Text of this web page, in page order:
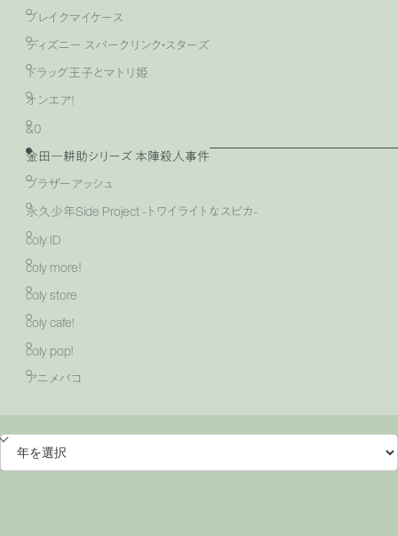
ブレイクマイケース
ディズニー スパークリンク・スターズ
ドラッグ王子とマトリ姫
オンエア！
&0
金田一耕助シリーズ 本陣殺人事件
ブラザーアッシュ
永久少年Side Project -トワイライトなスピカ-
coly ID
coly more！
coly store
coly cafe!
coly pop!
アニメバコ